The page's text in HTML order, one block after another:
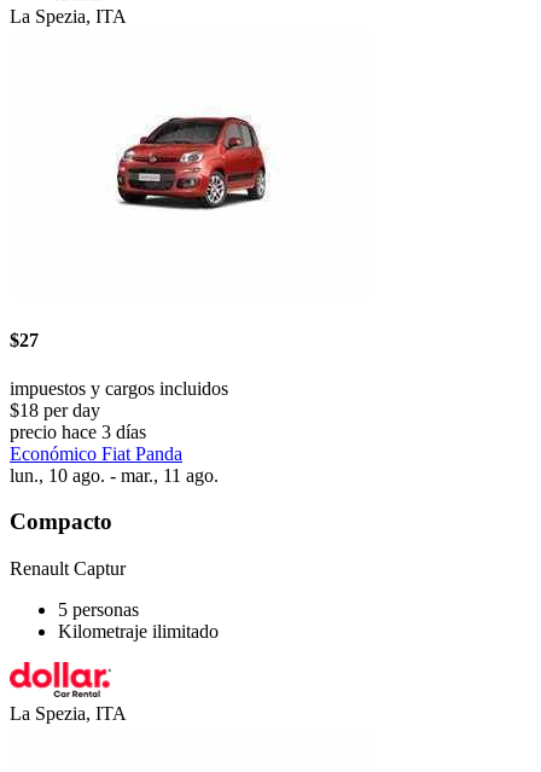
La Spezia, ITA
$27
impuestos y cargos incluidos
$18 per day
precio hace 3 días
Económico Fiat Panda
lun., 10 ago. - mar., 11 ago.
Compacto
Renault Captur
5 personas
Kilometraje ilimitado
La Spezia, ITA